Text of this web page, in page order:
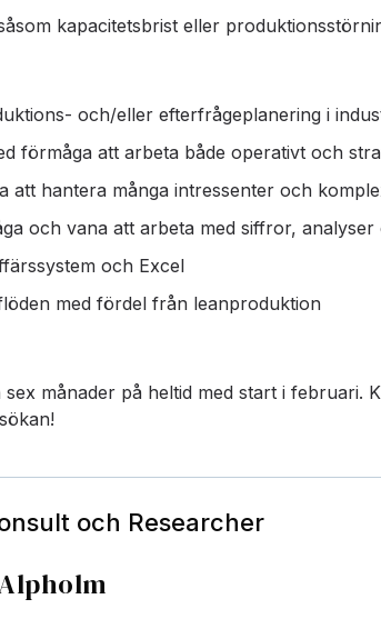
kapacitetsbrist eller
och/eller efterfrågeplanering i
förmåga att arbeta både operativt och
att hantera många intressenter och
och vana att arbeta med siffror,
och Excel
med fördel från leanproduktion
månader på heltid med start i februari.
och Researcher